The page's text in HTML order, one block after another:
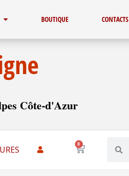
BOUTIQUE CONTACTS
Côte-d'Azur
0
Panier